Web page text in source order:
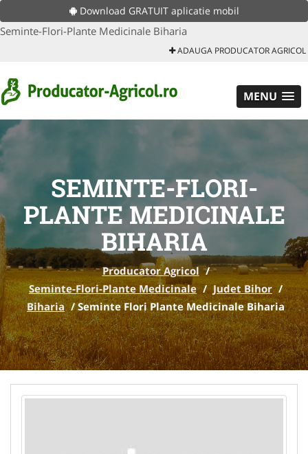
Download GRATUIT aplicatie mobil
Seminte-Flori-Plante Medicinale Biharia
ADAUGA PRODUCATOR AGRICOL
MENU
SEMINTE-FLORI-
PLANTE MEDICINALE
BIHARIA
Producator Agricol /
Seminte-Flori-Plante Medicinale / Judet Bihor /
Biharia /Seminte Flori Plante Medicinale Biharia